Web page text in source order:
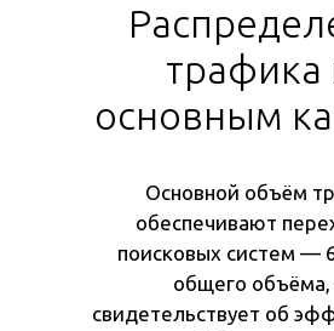
трафика
основным
Основной объём
обеспечивают
поисковых систем —
общего объёма,
свидетельствует об